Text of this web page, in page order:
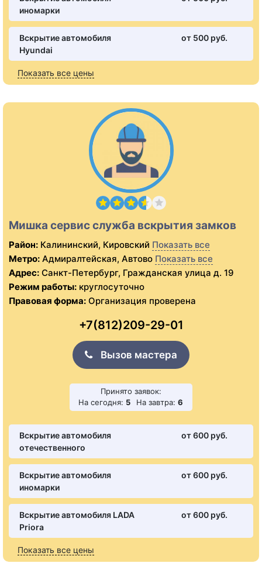
иномарки
Вскрытие автомобиля
Hyundai
от 500 pуб.
Показать все цены
Мишка сервис служба вскрытия замков
Район: Калининский, Кировский Показать все
Метро: Адмиралтейская, Автово Показать все
Адрес: Санкт-Петербург, Гражданская улица д. 19
Режим работы: круглосуточно
Правовая форма: Организация проверена
+7(812)209-29-01
Вызов мастера
Принято заявок:
На сегодня: 5 На завтра: 6
Вскрытие автомобиля
отечественного
от 600 pуб.
Вскрытие автомобиля
иномарки
от 600 pуб.
Вскрытие автомобиля LADA
Priora
от 600 pуб.
Показать все цены